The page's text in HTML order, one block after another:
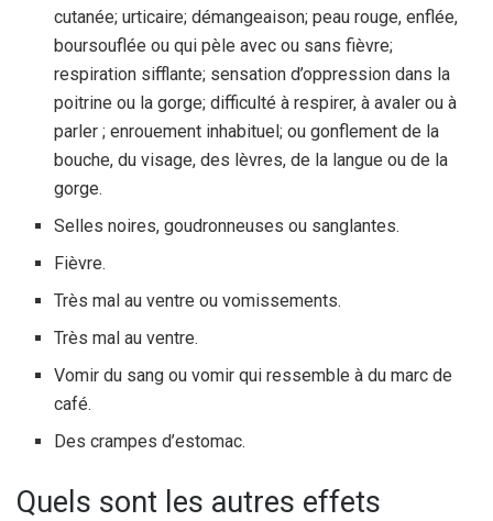
cutanée; urticaire; démangeaison; peau rouge, enflée,
boursouflée ou qui pèle avec ou sans fièvre;
respiration sifflante; sensation d’oppression dans la
poitrine ou la gorge; difficulté à respirer, à avaler ou à
parler ; enrouement inhabituel; ou gonflement de la
bouche, du visage, des lèvres, de la langue ou de la
gorge.
Selles noires, goudronneuses ou sanglantes.
Fièvre.
Très mal au ventre ou vomissements.
Très mal au ventre.
Vomir du sang ou vomir qui ressemble à du marc de
café.
Des crampes d’estomac.
Quels sont les autres effets